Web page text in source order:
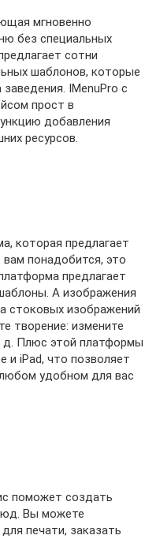
мгновенно
без специальных
сотни
шаблонов, которые
IМenuPro c
прост в
добавления
ресурсов.
которая предлагает
понадобится, это
предлагает
А изображения
стоковых изображений
творение: измените
д. Плюс этой платформы
и iPad, что позволяет
удобном для вас
поможет создать
Вы можете
печати, заказать